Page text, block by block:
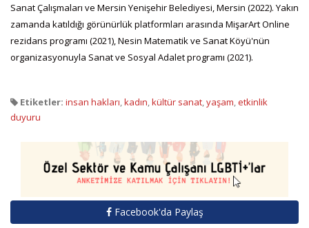
Sanat Çalışmaları ve Mersin Yenişehir Belediyesi, Mersin (2022). Yakın
zamanda katıldığı görünürlük platformları arasında MişarArt Online
rezidans programı (2021), Nesin Matematik ve Sanat Köyü'nün
organizasyonuyla Sanat ve Sosyal Adalet programı (2021).
Etiketler: insan hakları,kadın,kültür sanat,yaşam,etkinlik
duyuru
Facebook'da Paylaş